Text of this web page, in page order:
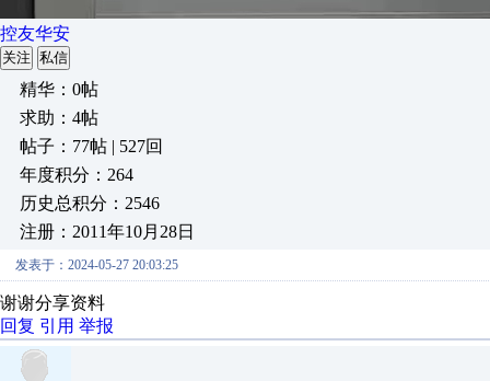
控友华安
关注 私信
精华：0帖
求助：4帖
帖子：77帖 | 527回
年度积分：264
历史总积分：2546
注册：2011年10月28日
发表于：2024-05-27 20:03:25
谢谢分享资料
回复 引用 举报